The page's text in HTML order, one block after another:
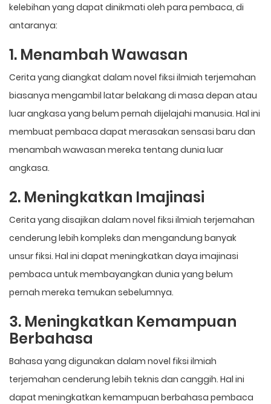
kelebihan yang dapat dinikmati oleh para pembaca, di
antaranya:
1. Menambah Wawasan
Cerita yang diangkat dalam novel fiksi ilmiah terjemahan
biasanya mengambil latar belakang di masa depan atau
luar angkasa yang belum pernah dijelajahi manusia. Hal ini
membuat pembaca dapat merasakan sensasi baru dan
menambah wawasan mereka tentang dunia luar
angkasa.
2. Meningkatkan Imajinasi
Cerita yang disajikan dalam novel fiksi ilmiah terjemahan
cenderung lebih kompleks dan mengandung banyak
unsur fiksi. Hal ini dapat meningkatkan daya imajinasi
pembaca untuk membayangkan dunia yang belum
pernah mereka temukan sebelumnya.
3. Meningkatkan Kemampuan
Berbahasa
Bahasa yang digunakan dalam novel fiksi ilmiah
terjemahan cenderung lebih teknis dan canggih. Hal ini
dapat meningkatkan kemampuan berbahasa pembaca